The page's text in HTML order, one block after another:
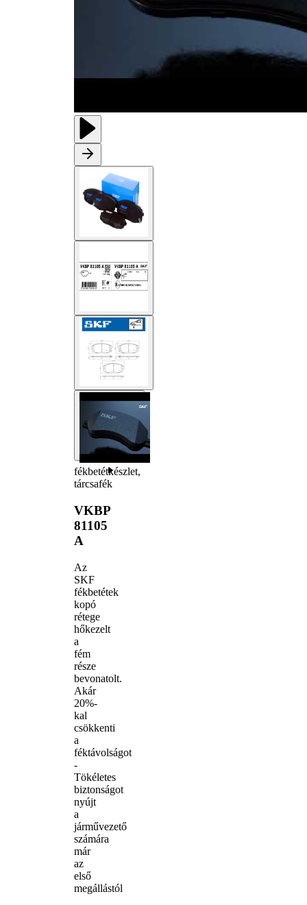
fékbetétkészlet,
tárcsafék
VKBP
81105
A
Az
SKF
fékbetétek
kopó
rétege
hőkezelt
a
fém
része
bevonatolt.
Akár
20%-
kal
csökkenti
a
féktávolságot
-
Tökéletes
biztonságot
nyújt
a
járművezető
számára
már
az
első
megállástól